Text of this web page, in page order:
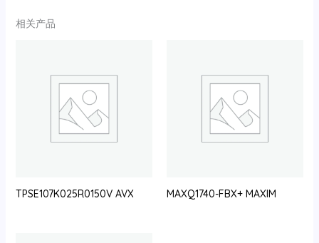
相关产品
TPSE107K025R0150V AVX MAXQ1740-FBX+ MAXIM